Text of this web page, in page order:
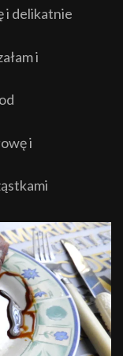
i delikatnie
i
i